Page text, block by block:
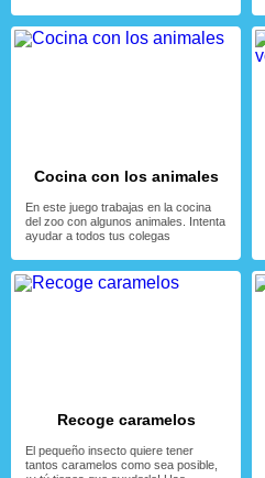
Cocina con los animales
En este juego trabajas en la cocina
del zoo con algunos animales. Intenta
ayudar a todos tus colegas
Recoge caramelos
El pequeño insecto quiere tener
tantos caramelos como sea posible,